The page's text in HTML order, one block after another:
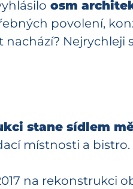
osm
povolení,
stane sídlem
místnosti a bistro.
na rekonstrukci